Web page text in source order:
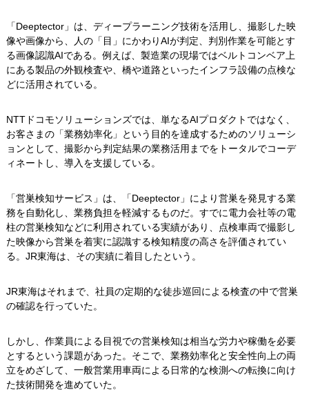
「Deeptector」は、ディープラーニング技術を活用し、撮影した映
像や画像から、人の「目」にかわりAIが判定、判別作業を可能とす
る画像認識AIである。例えば、製造業の現場ではベルトコンベア上
にある製品の外観検査や、橋や道路といったインフラ設備の点検な
どに活用されている。
NTTドコモソリューションズでは、単なるAIプロダクトではなく、
お客さまの「業務効率化」という目的を達成するためのソリューシ
ョンとして、撮影から判定結果の業務活用までをトータルでコーデ
ィネートし、導入を支援している。
「営巣検知サービス」は、「Deeptector」により営巣を発見する業
務を自動化し、業務負担を軽減するものだ。すでに電力会社等の電
柱の営巣検知などに利用されている実績があり、点検車両で撮影し
た映像から営巣を着実に認識する検知精度の高さを評価されてい
る。JR東海は、その実績に着目したという。
JR東海はそれまで、社員の定期的な徒歩巡回による検査の中で営巣
の確認を行っていた。
しかし、作業員による目視での営巣検知は相当な労力や稼働を必要
とするという課題があった。そこで、業務効率化と安全性向上の両
立をめざして、一般営業用車両による日常的な検測への転換に向け
た技術開発を進めていた。